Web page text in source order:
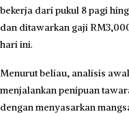
bekerja dari pukul 8 pagi
dan ditawarkan gaji
hari ini.
Menurut beliau, analisis
menjalankan penipuan
dengan menyasarkan